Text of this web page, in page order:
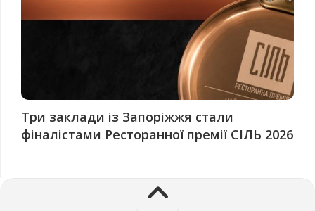
Три заклади із Запоріжжя стали
фіналістами Ресторанної премії СІЛЬ 2026